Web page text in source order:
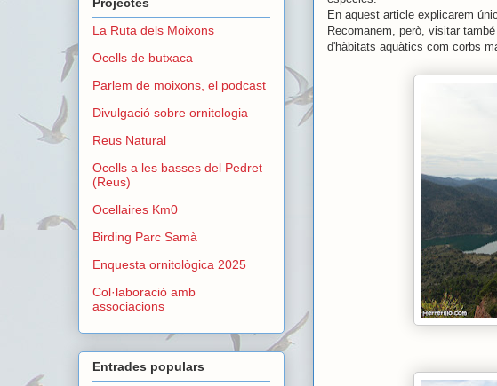
En aquest article explicarem
Recomanem, però, visitar
d'hàbitats aquàtics com corbs
La Ruta dels Moixons
Ocells de butxaca
Parlem de moixons, el podcast
Divulgació sobre ornitologia
Reus Natural
Ocells a les basses del Pedret
(Reus)
Ocellaires Km0
Birding Parc Samà
Enquesta ornitològica 2025
Col·laboració amb
associacions
Entrades populars